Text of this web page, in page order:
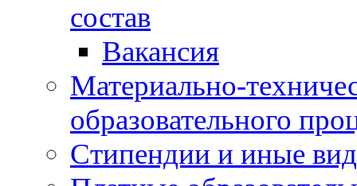
состав
Вакансия
Материально-
образовательного
Стипендии и иные